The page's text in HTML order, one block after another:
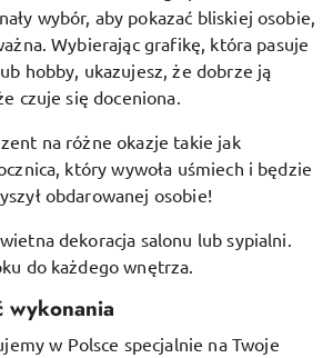
wybór, aby pokazać bliskiej osobie,
Wybierając grafikę, która pasuje
hobby, ukazujesz, że dobrze ją
czuje się doceniona.
na różne okazje takie jak
który wywoła uśmiech i będzie
obdarowanej osobie!
dekoracja salonu lub sypialni.
do każdego wnętrza.
wykonania
w Polsce specjalnie na Twoje